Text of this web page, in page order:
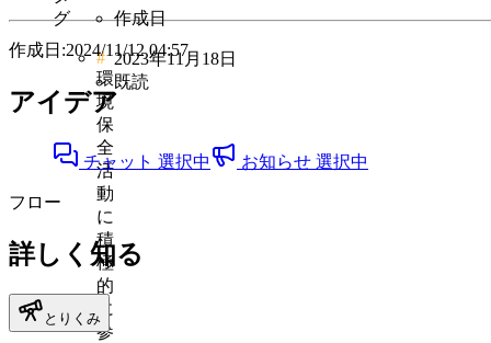
グ
#
環
境
保
全
活
動
に
積
極
的
に
参
作成日
2023年11月18日
既読
作成日:2024/11/12 04:57
アイデア
チャット 選択中 お知らせ 選択中
フロー
詳しく知る
とりくみ